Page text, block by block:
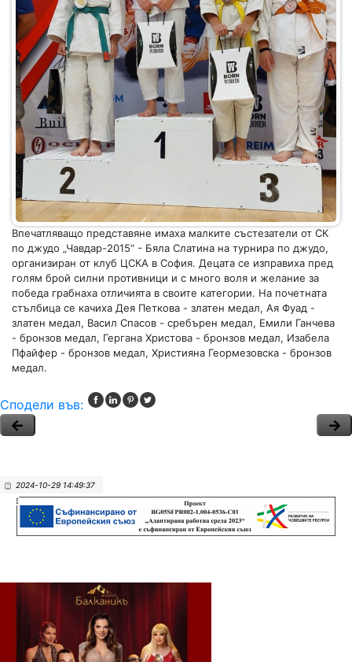
Впечатляващо представяне имаха малките състезатели от СК
по джудо „Чавдар-2015“ - Бяла Слатина на турнира по джудо,
организиран от клуб ЦСКА в София. Децата се изправиха пред
голям брой силни противници и с много воля и желание за
победа грабнаха отличията в своите категории. На почетната
стълбица се качиха Дея Петкова - златен медал, Ая Фуад -
златен медал, Васил Спасов - сребърен медал, Емили Ганчева
- бронзов медал, Гергана Христова - бронзов медал, Изабела
Пфайфер - бронзов медал, Християна Геормезовска - бронзов
медал.
Сподели във:
2024-10-29 14:49:37